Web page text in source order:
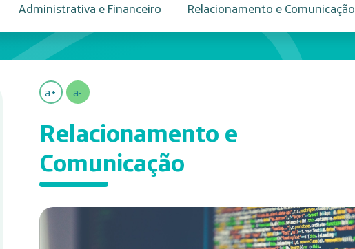
Administrativa e Financeiro Relacionamento e Comunicação
a+ a-
Relacionamento e
Comunicação